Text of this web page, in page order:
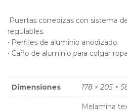
Puertas corredizas con sistema
regulables.
• Perfiles de aluminio anodizado.
• Caño de aluminio para colgar
Dimensiones 178 × 205 ×
Melamina